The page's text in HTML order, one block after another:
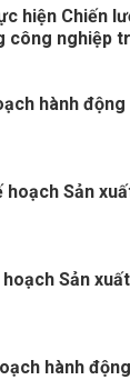
hiện Chiến
công nghiệp
hành
hoạch Sản
Sản
hành